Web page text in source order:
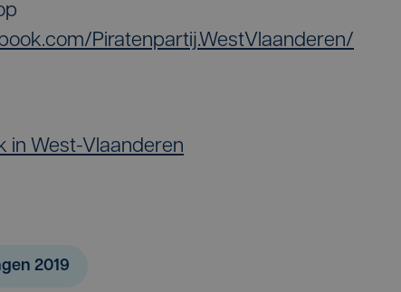
Piratenpartij.WestVlaanderen/
in West-Vlaanderen
2019